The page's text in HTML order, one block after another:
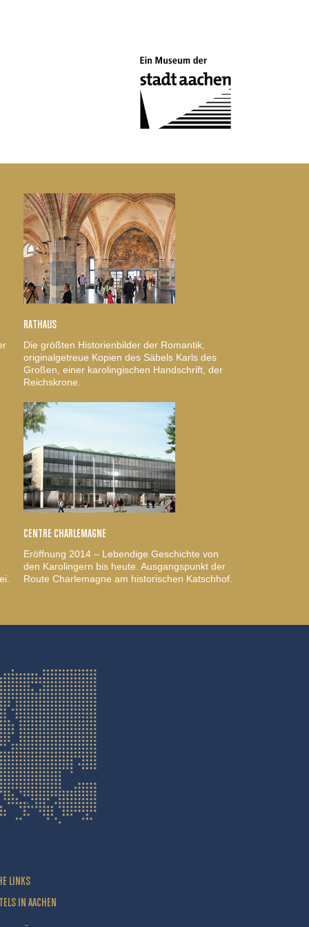
RATHAUS
Die größten Historienbilder der Romantik,
originalgetreue Kopien des Säbels Karls des
Großen, einer karolingischen Handschrift, der
Reichskrone.
CENTRE CHARLEMAGNE
Eröffnung 2014 – Lebendige Geschichte von
den Karolingern bis heute. Ausgangspunkt der
Route Charlemagne am historischen Katschhof.
LINKS
IN AACHEN